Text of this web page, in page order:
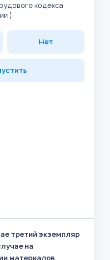
кодекса
)
Нет
третий экземпляр
на
материалов